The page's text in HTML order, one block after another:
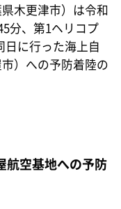
木更津市）は令和
分、第1ヘリコプ
日に行った海上自
）への予防着陸の
航空基地への予防